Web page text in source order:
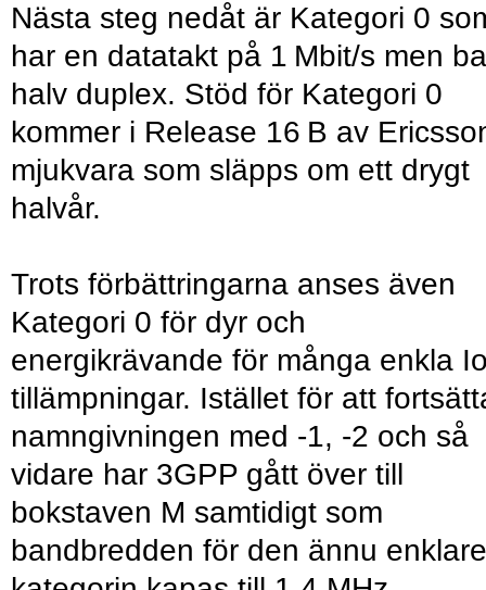
Nästa steg nedåt är Kategori 0
har en datatakt på 1 Mbit/s men
halv duplex. Stöd för Kategori 0
kommer i Release 16 B av
mjukvara som släpps om ett drygt
halvår.
Trots förbättringarna anses även
Kategori 0 för dyr och
energikrävande för många enkla
tillämpningar. Istället för att
namngivningen med -1, -2 och så
vidare har 3GPP gått över till
bokstaven M samtidigt som
bandbredden för den ännu enklare